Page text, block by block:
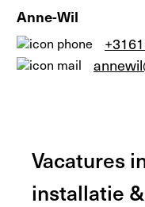
Anne-Wil
Vacatures
installatie